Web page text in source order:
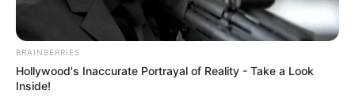
BRAINBERRIES
Hollywood's Inaccurate Portrayal of Reality - Take a Look
Inside!